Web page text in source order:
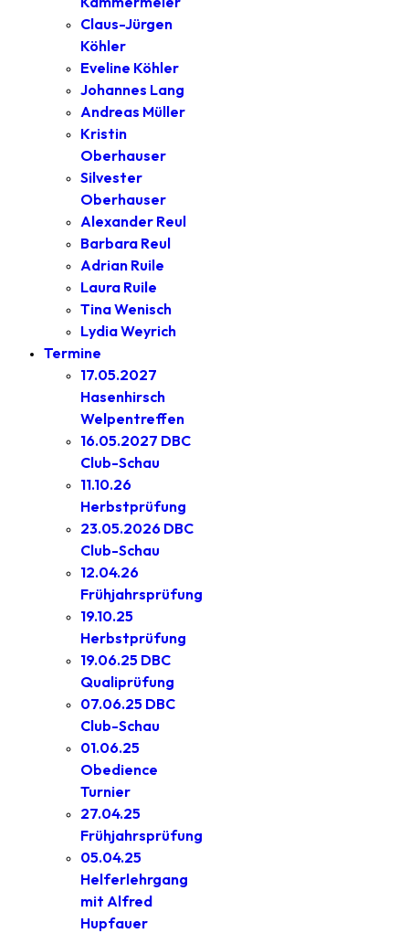
Claus-Jürgen
Köhler
Eveline Köhler
Johannes Lang
Andreas Müller
Kristin
Oberhauser
Silvester
Oberhauser
Alexander Reul
Barbara Reul
Adrian Ruile
Laura Ruile
Tina Wenisch
Lydia Weyrich
Termine
17.05.2027
Hasenhirsch
Welpentreffen
16.05.2027 DBC
Club-Schau
11.10.26
Herbstprüfung
23.05.2026 DBC
Club-Schau
12.04.26
Frühjahrsprüfung
19.10.25
Herbstprüfung
19.06.25 DBC
Qualiprüfung
07.06.25 DBC
Club-Schau
01.06.25
Obedience
Turnier
27.04.25
Frühjahrsprüfung
05.04.25
Helferlehrgang
mit Alfred
Hupfauer